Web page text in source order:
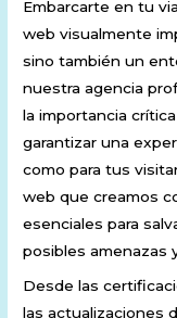
Embarcarte en tu
web visualmente
sino también un
nuestra agencia
la importancia
garantizar una
como para tus
web que creamos
esenciales para
posibles amenazas
Desde las
las actualizaciones